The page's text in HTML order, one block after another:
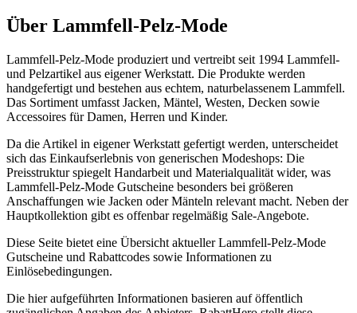
Über Lammfell-Pelz-Mode
Lammfell-Pelz-Mode produziert und vertreibt seit 1994 Lammfell-
und Pelzartikel aus eigener Werkstatt. Die Produkte werden
handgefertigt und bestehen aus echtem, naturbelassenem Lammfell.
Das Sortiment umfasst Jacken, Mäntel, Westen, Decken sowie
Accessoires für Damen, Herren und Kinder.
Da die Artikel in eigener Werkstatt gefertigt werden, unterscheidet
sich das Einkaufserlebnis von generischen Modeshops: Die
Preisstruktur spiegelt Handarbeit und Materialqualität wider, was
Lammfell-Pelz-Mode Gutscheine besonders bei größeren
Anschaffungen wie Jacken oder Mänteln relevant macht. Neben der
Hauptkollektion gibt es offenbar regelmäßig Sale-Angebote.
Diese Seite bietet eine Übersicht aktueller Lammfell-Pelz-Mode
Gutscheine und Rabattcodes sowie Informationen zu
Einlösebedingungen.
Die hier aufgeführten Informationen basieren auf öffentlich